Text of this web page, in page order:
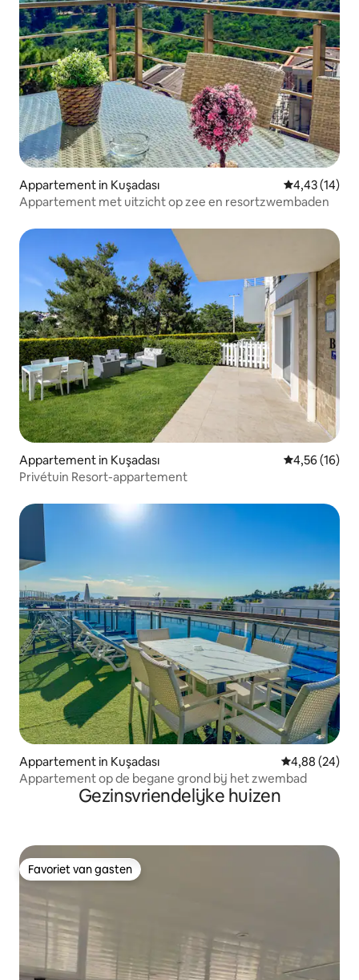
Appartement in Kuşadası Gemiddelde
4,43 (14)
Appartement met uitzicht op zee en resortzwembaden
Appartement in Kuşadası Gemiddelde
4,56 (16)
Privétuin Resort-appartement
Appartement in Kuşadası Gemiddelde
4,88 (24)
Appartement op de begane grond bij het zwembad
Gezinsvriendelijke huizen
Favoriet van gasten
Favoriet van gasten